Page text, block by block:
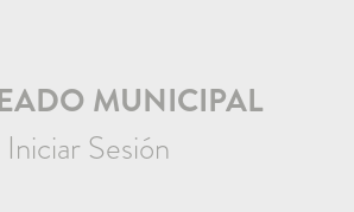
MUNICIPAL
Iniciar Sesión